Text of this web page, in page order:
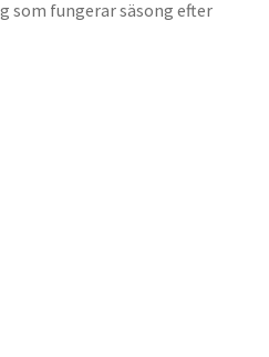
som fungerar säsong efter